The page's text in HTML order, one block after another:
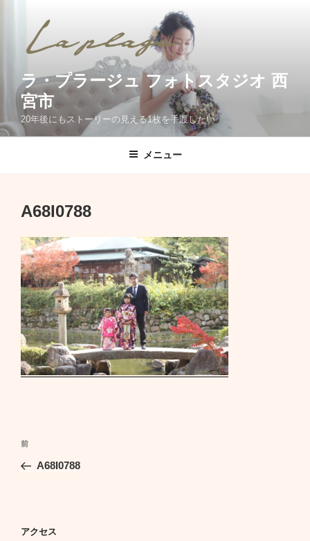
キ
ッ
ラ・プラージュ フォトスタジオ 西
宮市
20年後にもストーリーの見える1枚を手渡したい
メニュー
A68I0788
投
ナ
ー
前
の
前
A68I0788
アクセス